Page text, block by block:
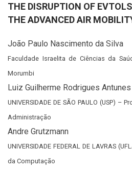
THE DISRUPTION OF
THE ADVANCED AIR
João Paulo Nascimento da Silva
Faculdade Israelita de Ciências da
Morumbi
Luiz Guilherme Rodrigues Antunes
UNIVERSIDADE DE SÃO PAULO (USP) –
Administração
Andre Grutzmann
UNIVERSIDADE FEDERAL DE LAVRAS
da Computação